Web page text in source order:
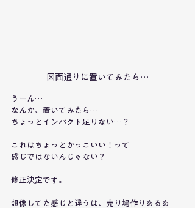
図面通りに置いてみたら…
うーん…
なんか、置いてみたら…
ちょっとインパクト足りない…？
これはちょっとかっこいい！って
感じではないんじゃない？
修正決定です。
想像してた感じと違うは、売り場作りあるあ